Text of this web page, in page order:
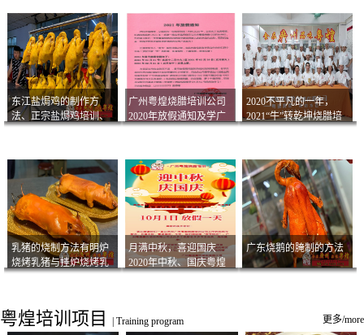
东江盐焗鸡的制作方
法、正宗盐焗鸡培训、
广州粤煌烧腊培训公司
2020年放假通知及学广
2020不平凡的一年，
2021“牛”转乾坤烧腊培
乳猪的烧制方法有明炉
烧烤乳猪与挂炉烧烤乳
月满中秋，喜迎国庆
2020年中秋、国庆粤煌
广东烧鹅的腌制的方法
粤煌培训项目 Training program 更多/more